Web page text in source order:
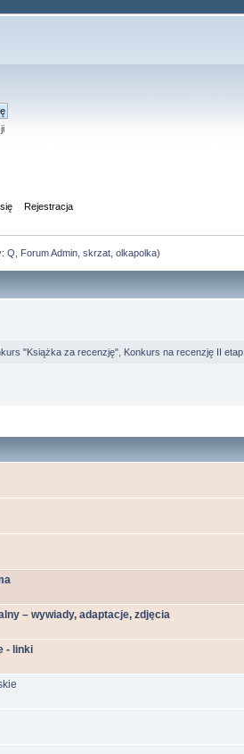
Rejestracja
Q Forum Admin, skrzat, olkapolka)
"Książka za recenzję" Konkurs na recenzję II etap
– wywiady, adaptacje, zdjęcia
- linki